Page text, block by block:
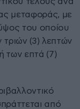
μεταφοράς, με
του οποίου
τριών (3) λεπτών
των επτά (7)
από